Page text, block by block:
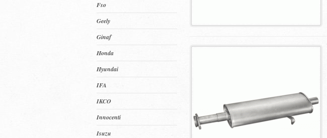
Fso
Geely
Ginaf
Honda
Hyundai
IFA
IKCO
Innocenti
Isuzu